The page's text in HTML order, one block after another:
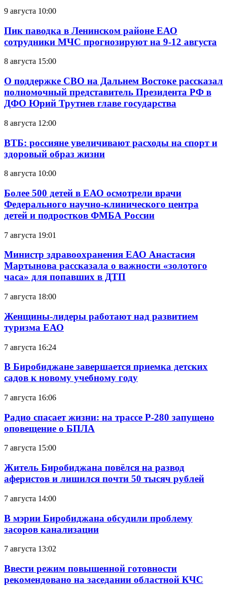
9 августа 10:00
Пик паводка в Ленинском районе ЕАО
сотрудники МЧС прогнозируют на 9-12 августа
8 августа 15:00
О поддержке СВО на Дальнем Востоке рассказал
полномочный представитель Президента РФ в
ДФО Юрий Трутнев главе государства
8 августа 12:00
ВТБ: россияне увеличивают расходы на спорт и
здоровый образ жизни
8 августа 10:00
Более 500 детей в ЕАО осмотрели врачи
Федерального научно-клинического центра
детей и подростков ФМБА России
7 августа 19:01
Министр здравоохранения ЕАО Анастасия
Мартынова рассказала о важности «золотого
часа» для попавших в ДТП
7 августа 18:00
Женщины-лидеры работают над развитием
туризма ЕАО
7 августа 16:24
В Биробиджане завершается приемка детских
садов к новому учебному году
7 августа 16:06
Радио спасает жизни: на трассе Р-280 запущено
оповещение о БПЛА
7 августа 15:00
Житель Биробиджана повёлся на развод
аферистов и лишился почти 50 тысяч рублей
7 августа 14:00
В мэрии Биробиджана обсудили проблему
засоров канализации
7 августа 13:02
Ввести режим повышенной готовности
рекомендовано на заседании областной КЧС